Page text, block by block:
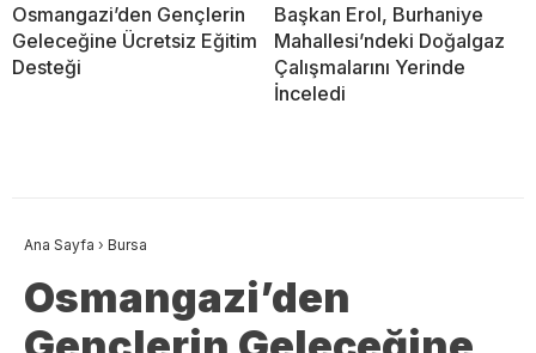
Osmangazi’den Gençlerin
Geleceğine Ücretsiz Eğitim
Desteği
Başkan Erol, Burhaniye
Mahallesi’ndeki Doğalgaz
Çalışmalarını Yerinde
İnceledi
Ana Sayfa › Bursa
Osmangazi’den